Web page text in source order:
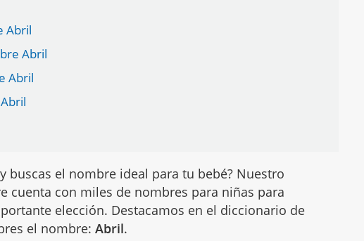
Abril
Abril
Abril
buscas el nombre ideal para tu bebé? Nuestro
cuenta con miles de nombres para niñas para
elección. Destacamos en el diccionario de
el nombre:Abril.